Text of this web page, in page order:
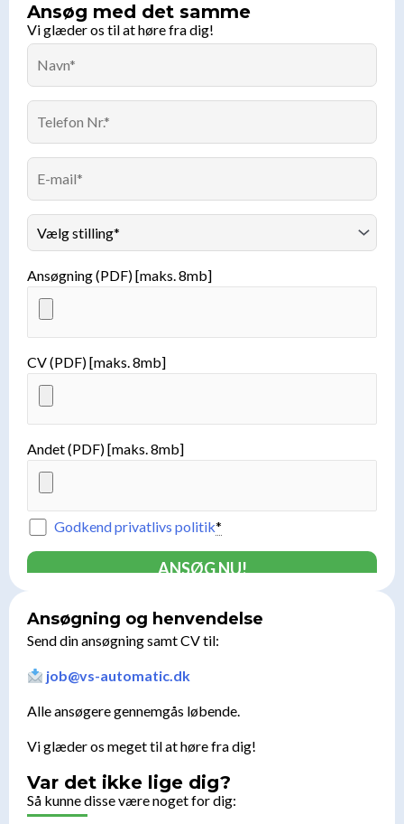
Ansøg med det samme
Vi glæder os til at høre fra dig!
Ansøgning (PDF) [maks. 8mb]
CV (PDF) [maks. 8mb]
Andet (PDF) [maks. 8mb]
Godkend privatlivs politik*
Ansøgning og henvendelse
Send din ansøgning samt CV til:
job@vs-automatic.dk
Alle ansøgere gennemgås løbende.
Vi glæder os meget til at høre fra dig!
Var det ikke lige dig?
Så kunne disse være noget for dig: